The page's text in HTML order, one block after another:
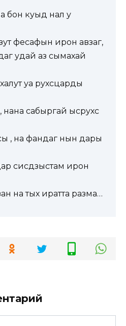
бон куыд нал у
фесафын ирон авзаг,
удай аз сымахай
уа рухсцарды
нана сабыргай ысрухс
, на фандаг нын дары
сисдзыстам ирон
на тых иратта разма…